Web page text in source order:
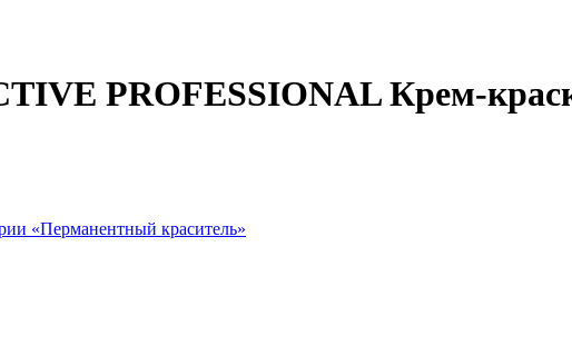
PROFESSIONAL Крем-
«Перманентный краситель»